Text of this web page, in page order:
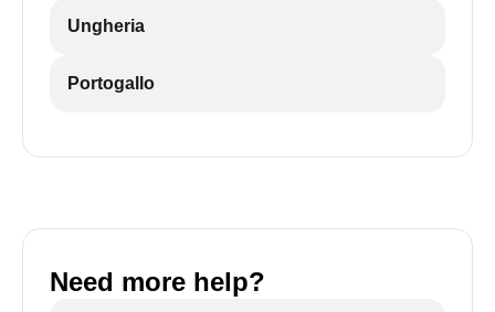
Ungheria
Portogallo
Need more help?